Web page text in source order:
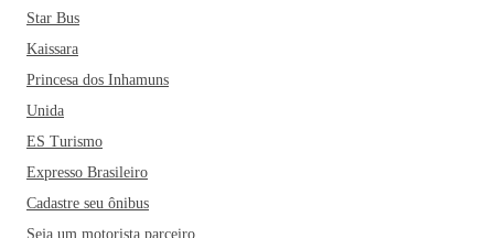
Star Bus
Kaissara
Princesa dos Inhamuns
Unida
ES Turismo
Expresso Brasileiro
Cadastre seu ônibus
Seja um motorista parceiro